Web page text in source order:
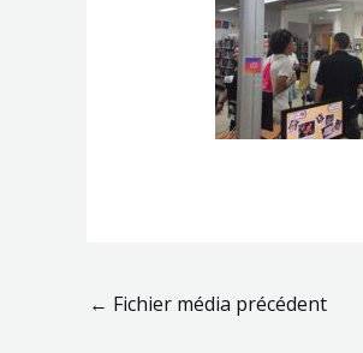
← Fichier média précédent